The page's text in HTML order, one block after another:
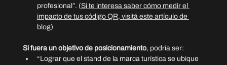
profesional”. (Si te interesa saber cómo medir el
impacto de tus código QR, visitá este artículo de
blog)
Si fuera un objetivo de posicionamiento, podría ser:
“Lograr que el stand de la marca turística se ubique